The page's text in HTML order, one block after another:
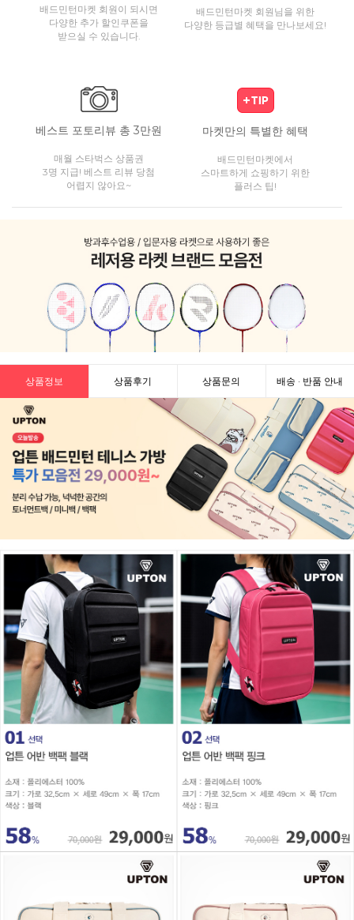
배드민턴마켓 회원이 되시면
다양한 추가 할인쿠폰을
받으실 수 있습니다.
배드민턴마켓 회원님을 위한
다양한 등급별 혜택을 만나보세요!
베스트 포토리뷰 총 3만원
매월 스타벅스 상품권
3명 지급! 베스트 리뷰 당첨
어렵지 않아요~
마켓만의 특별한 혜택
배드민턴마켓에서
스마트하게 쇼핑하기 위한
플러스 팁!
상품정보 상품후기 상품문의 배송 · 반품 안내